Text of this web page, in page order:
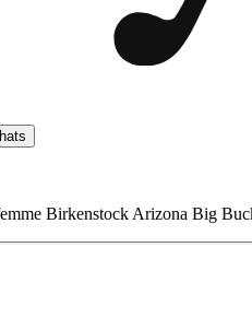
Birkenstock Arizona Big